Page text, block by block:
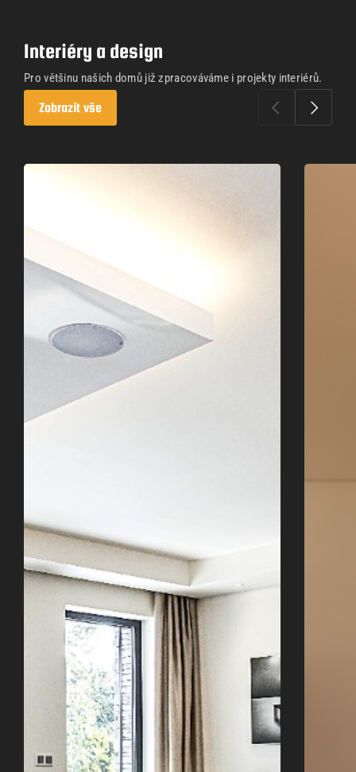
Interiéry a design
Pro většinu našich domů již zpracováváme i projekty interiérů.
Zobrazit vše